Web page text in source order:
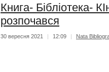
Книга- Бібліотека-
розпочався
30 вересня 2021 | 12:09 | Nata